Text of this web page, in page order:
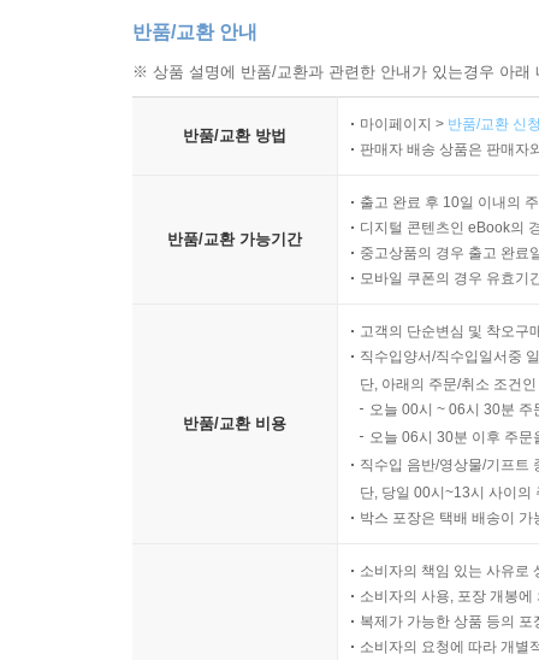
반품/교환 안내
※ 상품 설명에 반품/교환과 관련한 안내가 있는경우 아
반품/교환 방법
마이페이지 > 반품/교환 신
판매자 배송 상품은 판매자
반품/교환 가능기간
출고 완료 후 10일 이내의
디지털 콘텐츠인 eBook의
중고상품의 경우 출고 완료
모바일 쿠폰의 경우 유효기
반품/교환 비용
고객의 단순변심 및 착오구
직수입양서/직수입일서중
단, 아래의 주문/취소 조건
오늘 00시 ~ 06시 30분
오늘 06시 30분 이후 주
직수입 음반/영상물/기프트
단, 당일 00시~13시 사이의
박스 포장은 택배 배송이
소비자의 책임 있는 사유로
소비자의 사용, 포장 개봉
복제가 가능한 상품 등의
소비자의 요청에 따라 개별